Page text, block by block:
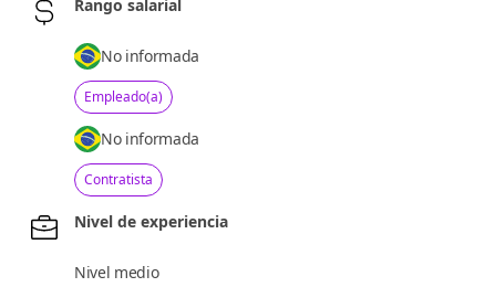
Rango salarial
No informada
Empleado(a)
No informada
Contratista
Nivel de experiencia
Nivel medio